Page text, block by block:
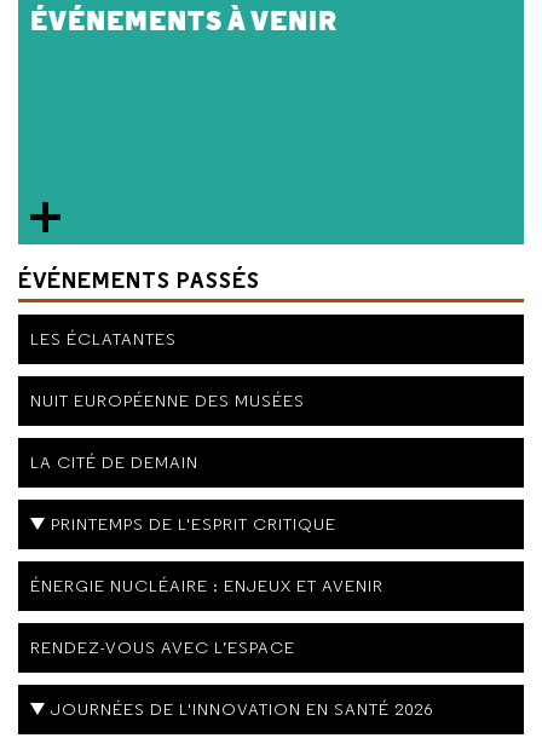
ÉVÉNEMENTS À VENIR
ÉVÉNEMENTS PASSÉS
LES ÉCLATANTES
NUIT EUROPÉENNE DES MUSÉES
LA CITÉ DE DEMAIN
PRINTEMPS DE L'ESPRIT CRITIQUE
ÉNERGIE NUCLÉAIRE : ENJEUX ET AVENIR
RENDEZ-VOUS AVEC L’ESPACE
JOURNÉES DE L'INNOVATION EN SANTÉ 2026